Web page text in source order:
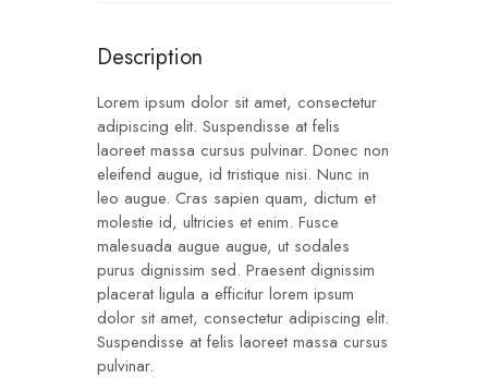
Description
Lorem ipsum dolor sit amet, consectetur
adipiscing elit. Suspendisse at felis
laoreet massa cursus pulvinar. Donec non
eleifend augue, id tristique nisi. Nunc in
leo augue. Cras sapien quam, dictum et
molestie id, ultricies et enim. Fusce
malesuada augue augue, ut sodales
purus dignissim sed. Praesent dignissim
placerat ligula a efficitur lorem ipsum
dolor sit amet, consectetur adipiscing elit.
Suspendisse at felis laoreet massa cursus
pulvinar.